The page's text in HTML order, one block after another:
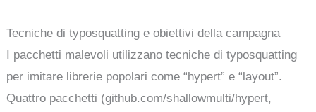
Tecniche di typosquatting e obiettivi della campagna
I pacchetti malevoli utilizzano tecniche di typosquatting
per imitare librerie popolari come “hypert” e “layout”.
Quattro pacchetti (github.com/shallowmulti/hypert,